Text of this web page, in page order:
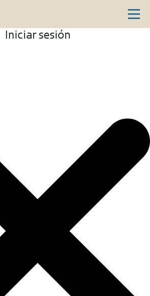
Iniciar sesión